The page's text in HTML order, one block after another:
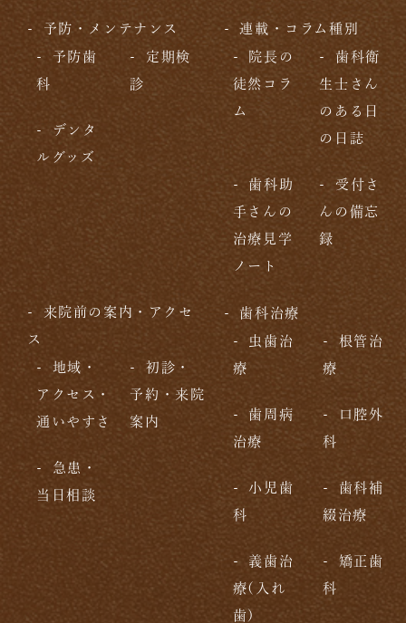
予防・メンテナンス
予防歯
科
定期検
診
デンタ
ルグッズ
連載・コラム種別
院長の
徒然コラ
ム
歯科衛
生士さん
のある日
の日誌
歯科助
手さんの
治療見学
ノート
受付さ
んの備忘
録
来院前の案内・アクセ
ス
地域・
アクセス・
通いやすさ
初診・
予約・来院
案内
急患・
当日相談
歯科治療
虫歯治
療
根管治
療
歯周病
治療
口腔外
科
小児歯
科
歯科補
綴治療
義歯治
療(入れ
歯)
矯正歯
科